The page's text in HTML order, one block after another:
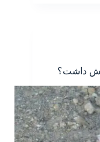
داشت؟